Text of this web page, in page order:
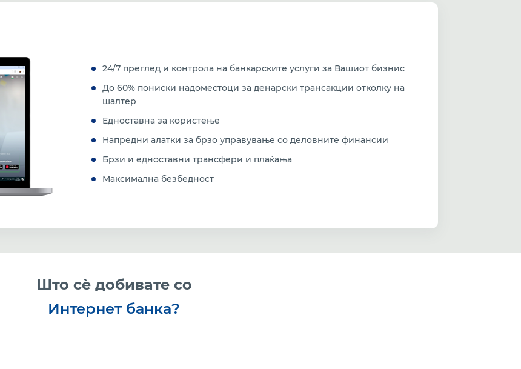
24/7 преглед и контрола на банкарските услуги за Вашиот бизнис
До 60% пониски надоместоци за денарски трансакции отколку на
шалтер
Едноставна за користење
Напредни алатки за брзо управување со деловните финансии
Брзи и едноставни трансфери и плаќања
Максимална безбедност
Што сѐ добивате со
Интернет банка?